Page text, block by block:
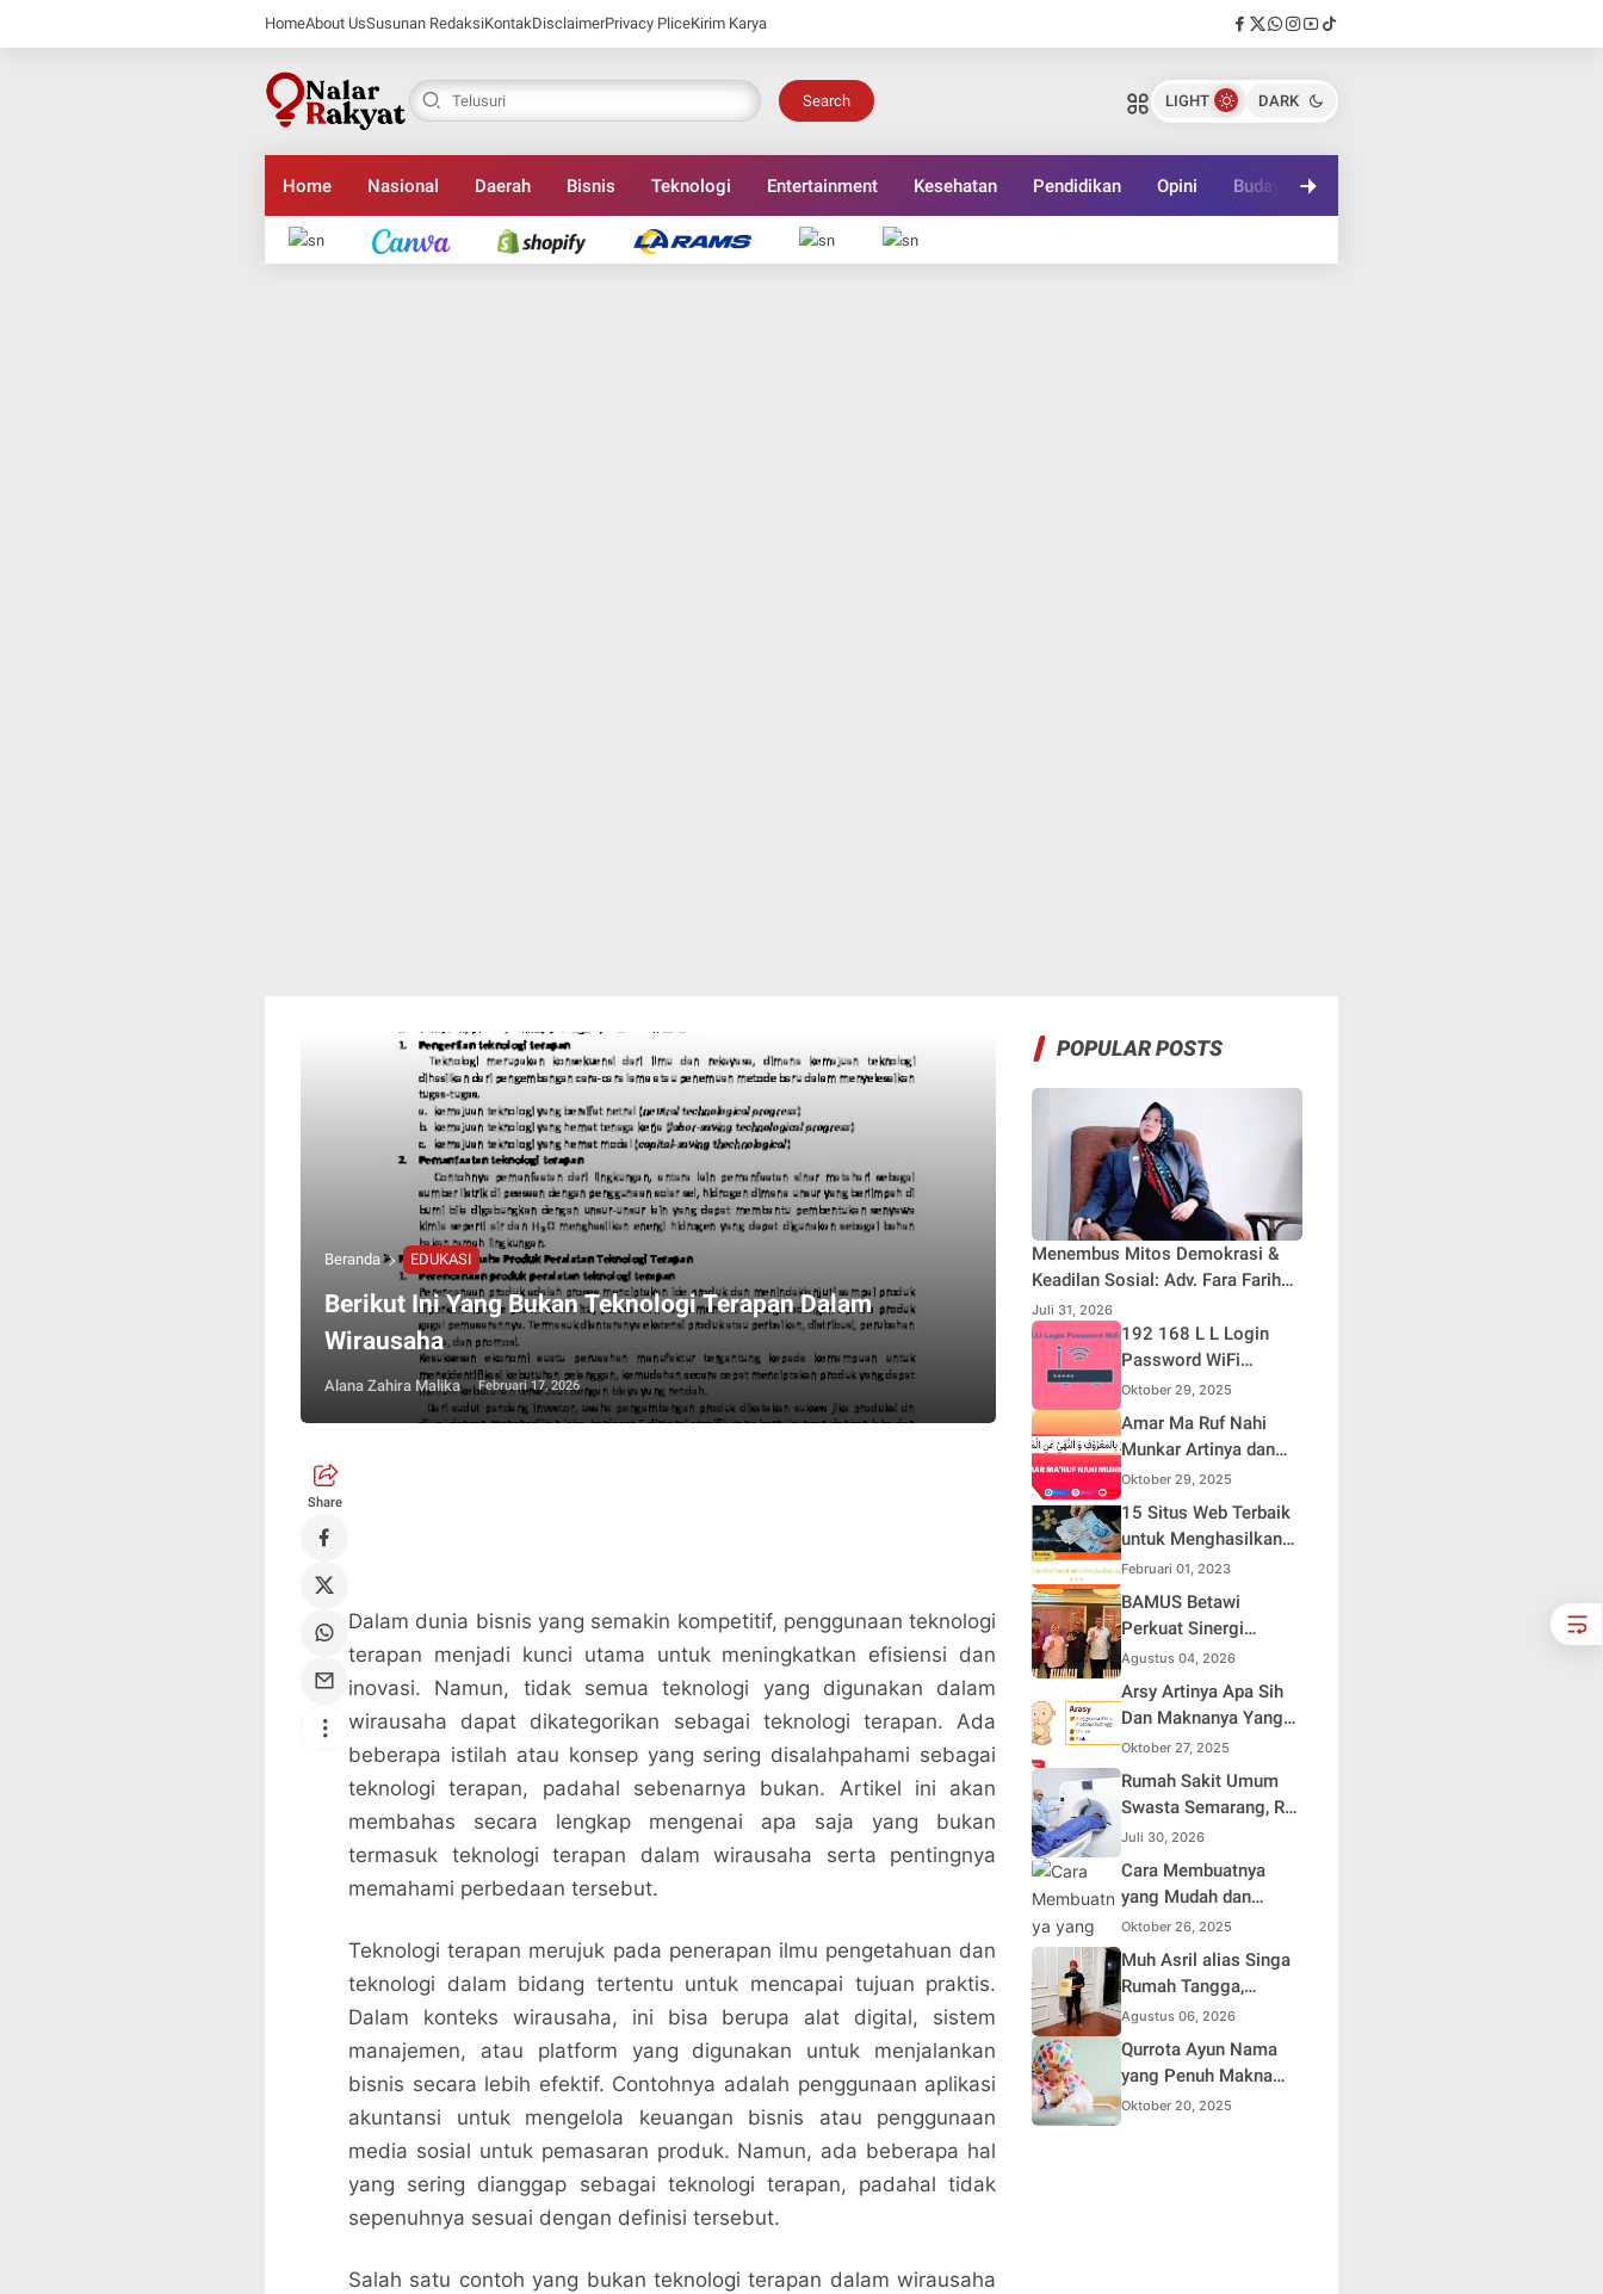
HomeAbout UsSusunan RedaksiKontakDisclaimerPrivacy PliceKirim Karya
Search LIGHT DARK
Home Nasional Daerah Bisnis Teknologi Entertainment Kesehatan Pendidikan Opini Budaya
Beranda EDUKASI
Berikut Ini Yang Bukan Teknologi Terapan Dalam
Wirausaha
Alana Zahira Malika Februari 17, 2026
Share
Dalam dunia bisnis yang semakin kompetitif, penggunaan teknologi
terapan menjadi kunci utama untuk meningkatkan efisiensi dan
inovasi. Namun, tidak semua teknologi yang digunakan dalam
wirausaha dapat dikategorikan sebagai teknologi terapan. Ada
beberapa istilah atau konsep yang sering disalahpahami sebagai
teknologi terapan, padahal sebenarnya bukan. Artikel ini akan
membahas secara lengkap mengenai apa saja yang bukan
termasuk teknologi terapan dalam wirausaha serta pentingnya
memahami perbedaan tersebut.
Teknologi terapan merujuk pada penerapan ilmu pengetahuan dan
teknologi dalam bidang tertentu untuk mencapai tujuan praktis.
Dalam konteks wirausaha, ini bisa berupa alat digital, sistem
manajemen, atau platform yang digunakan untuk menjalankan
bisnis secara lebih efektif. Contohnya adalah penggunaan aplikasi
akuntansi untuk mengelola keuangan bisnis atau penggunaan
media sosial untuk pemasaran produk. Namun, ada beberapa hal
yang sering dianggap sebagai teknologi terapan, padahal tidak
sepenuhnya sesuai dengan definisi tersebut.
Salah satu contoh yang bukan teknologi terapan dalam wirausaha
POPULAR POSTS
Menembus Mitos Demokrasi &
Keadilan Sosial: Adv. Fara Fariha
Rodliyana Soroti Distorsi Simpati
Publik dan Aksi Main Hakim
Sendiri
Juli 31, 2026
192 168 L L Login
Password WiFi
Indihome Terbaru
2025
Oktober 29, 2025
Amar Ma Ruf Nahi
Munkar Artinya dan
Maknanya dalam
Islam
Oktober 29, 2025
15 Situs Web Terbaik
untuk Menghasilkan
Uang Online
Februari 01, 2023
BAMUS Betawi
Perkuat Sinergi
dengan Polda Metro
Jaya, Tegaskan
Komitmen Menjaga
Jakarta Aman, Damai,
dan Kondusif Jelang
HUT ke-81 Republik
Indonesia
Agustus 04, 2026
Arsy Artinya Apa Sih
Dan Maknanya Yang
Mendalam
Oktober 27, 2025
Rumah Sakit Umum
Swasta Semarang, RS
Samsoe Hidajat
Perluas Layanan
Kesehatan
Juli 30, 2026
Cara Membuatnya
yang Mudah dan
Efisien untuk Pemula
Oktober 26, 2025
Muh Asril alias Singa
Rumah Tangga,
Kreator Kocak yang
Jago Bikin Kisah
Suami Takut Istri Jadi
Hiburan
Agustus 06, 2026
Qurrota Ayun Nama
yang Penuh Makna
dalam Kehidupan
Oktober 20, 2025